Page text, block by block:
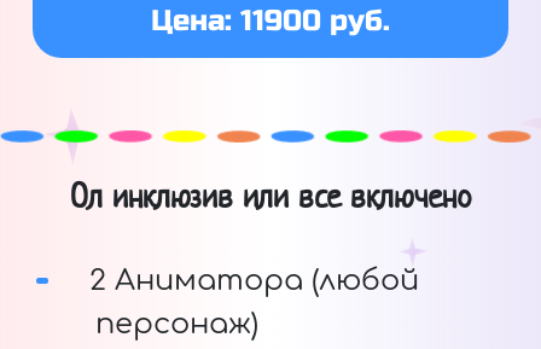
Цена: 11900 руб.
Ол инклюзив или все включено
2 Аниматора (любой
персонаж)